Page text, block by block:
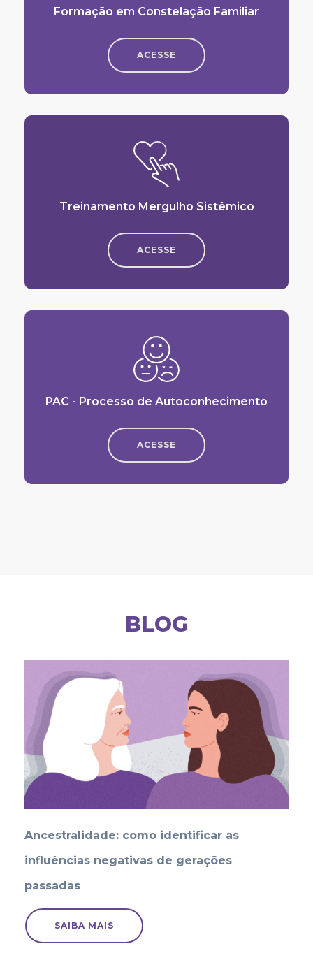
Formação em Constelação Familiar
ACESSE
Treinamento Mergulho Sistêmico
ACESSE
PAC - Processo de Autoconhecimento
ACESSE
BLOG
Ancestralidade: como identificar as
influências negativas de gerações
passadas
SAIBA MAIS